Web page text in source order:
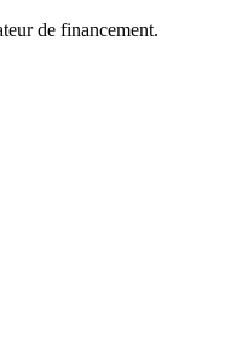
de financement.